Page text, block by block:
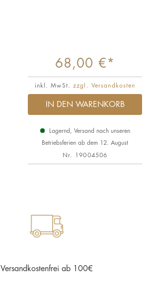
68,00 €*
inkl. MwSt. zzgl. Versandkosten
IN DEN WARENKORB
Lagernd, Versand nach unseren
Betriebsferien ab dem 12. August
Nr. 19004506
Versandkostenfrei ab 100€